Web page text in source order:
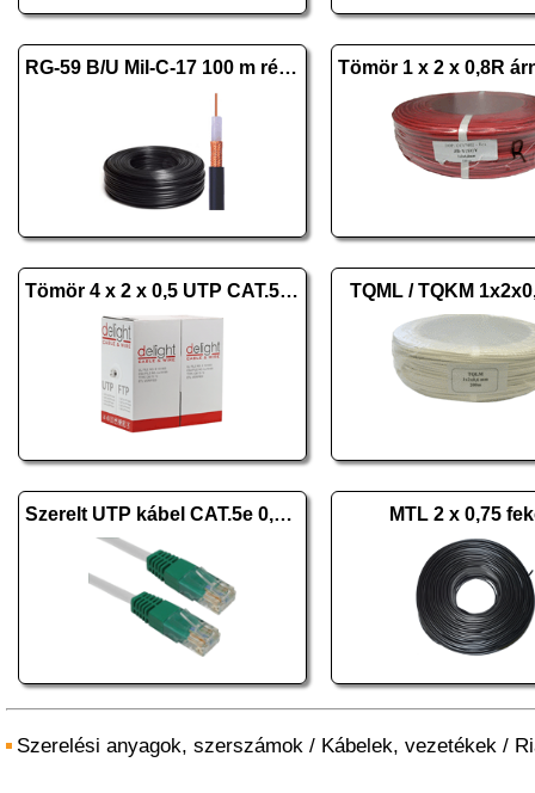
RG-59 B/U Mil-C-17 100 m réz fekete
Tömör 4 x 2 x 0,5 UTP CAT.5e 20016 305m TQML / TQKM
Szerelt UTP kábel CAT.5e 0,5m MTL 2 x 0,75
Szerelési anyagok, szerszámok / Kábelek, vezetékek /